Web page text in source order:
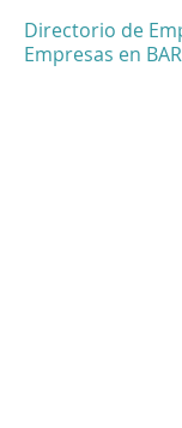
Directorio de
Empresas en